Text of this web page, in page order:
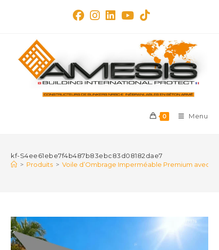
0 Menu
kf-S4ee61ebe7f4b487b83ebc83d08182dae7
> Produits > Voile d’Ombrage Imperméable Premium avec